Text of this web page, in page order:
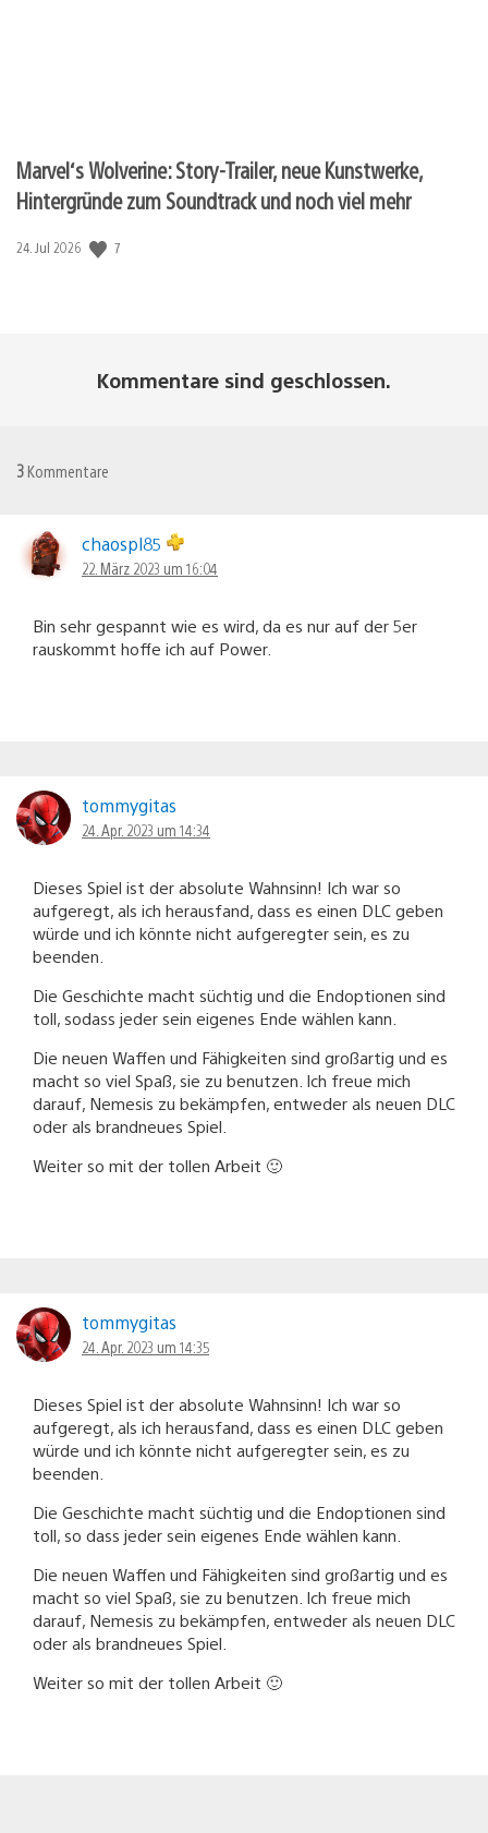
Marvel‘s Wolverine: Story-Trailer, neue Kunstwerke,
Hintergründe zum Soundtrack und noch viel mehr
Veröffentlichungsdatum:
24. Jul 2026 7
Kommentare sind geschlossen.
3 Kommentare
chaospl85
22. März 2023 um 16:04
Bin sehr gespannt wie es wird, da es nur auf der 5er
rauskommt hoffe ich auf Power.
tommygitas
24. Apr. 2023 um 14:34
Dieses Spiel ist der absolute Wahnsinn! Ich war so
aufgeregt, als ich herausfand, dass es einen DLC geben
würde und ich könnte nicht aufgeregter sein, es zu
beenden.
Die Geschichte macht süchtig und die Endoptionen sind
toll, sodass jeder sein eigenes Ende wählen kann.
Die neuen Waffen und Fähigkeiten sind großartig und es
macht so viel Spaß, sie zu benutzen. Ich freue mich
darauf, Nemesis zu bekämpfen, entweder als neuen DLC
oder als brandneues Spiel.
Weiter so mit der tollen Arbeit 🙂
tommygitas
24. Apr. 2023 um 14:35
Dieses Spiel ist der absolute Wahnsinn! Ich war so
aufgeregt, als ich herausfand, dass es einen DLC geben
würde und ich könnte nicht aufgeregter sein, es zu
beenden.
Die Geschichte macht süchtig und die Endoptionen sind
toll, so dass jeder sein eigenes Ende wählen kann.
Die neuen Waffen und Fähigkeiten sind großartig und es
macht so viel Spaß, sie zu benutzen. Ich freue mich
darauf, Nemesis zu bekämpfen, entweder als neuen DLC
oder als brandneues Spiel.
Weiter so mit der tollen Arbeit 🙂